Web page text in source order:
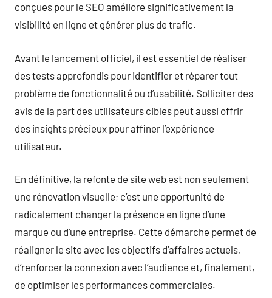
conçues pour le SEO améliore significativement la
visibilité en ligne et générer plus de trafic.
Avant le lancement officiel, il est essentiel de réaliser
des tests approfondis pour identifier et réparer tout
problème de fonctionnalité ou d’usabilité. Solliciter des
avis de la part des utilisateurs cibles peut aussi offrir
des insights précieux pour affiner l’expérience
utilisateur.
En définitive, la refonte de site web est non seulement
une rénovation visuelle; c’est une opportunité de
radicalement changer la présence en ligne d’une
marque ou d’une entreprise. Cette démarche permet de
réaligner le site avec les objectifs d’affaires actuels,
d’renforcer la connexion avec l’audience et, finalement,
de optimiser les performances commerciales.